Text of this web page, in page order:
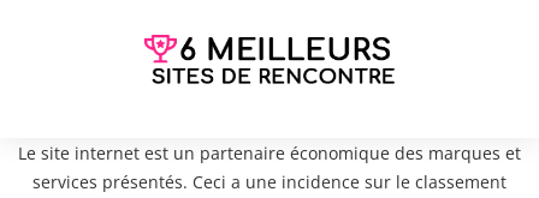
Le site internet est un partenaire économique des marques et
services présentés. Ceci a une incidence sur le classement